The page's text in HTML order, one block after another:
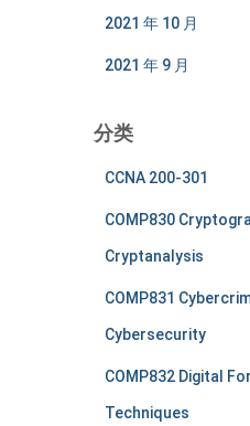
2021 年 10 月
2021 年 9 月
分类
CCNA 200-301
COMP830
Cryptanalysis
COMP831
Cybersecurity
COMP832 Digital
Techniques